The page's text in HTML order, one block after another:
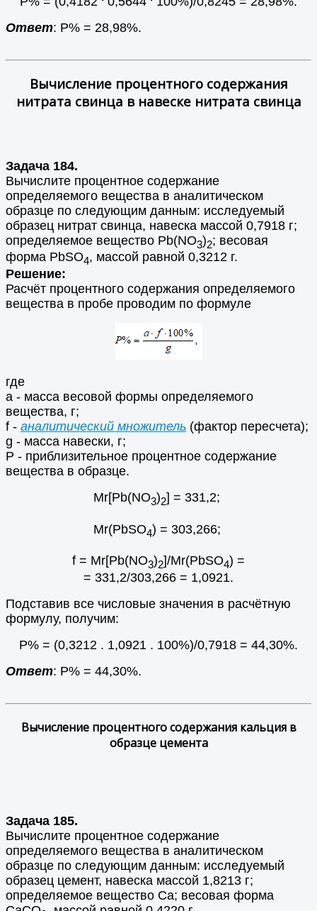
Ответ: Р% = 28,98%.
Вычисление процентного содержания
нитрата свинца в навеске нитрата свинца
Задача 184.
Вычислите процентное содержание
определяемого вещества в аналитическом
образце по следующим данным: исследуемый
образец нитрат свинца, навеска массой 0,7918 г;
определяемое вещество Pb(NO3)2; весовая
форма PbSO4, массой равной 0,3212 г.
Решение:
Расчёт процентного содержания определяемого
вещества в пробе проводим по формуле
где
а - масса весовой формы определяемого
вещества, г;
f - аналитический множитель (фактор пересчета);
g - масса навески, г;
Р - приблизительное процентное содержание
вещества в образце.
Mr[Pb(NO3)2] = 331,2;
Mr(PbSO4) = 303,266;
f = Mr[Pb(NO3)2]/Mr(PbSO4) =
= 331,2/303,266 = 1,0921.
Подставив все числовые значения в расчётную
формулу, получим:
Р% = (0,3212 . 1,0921 . 100%)/0,7918 = 44,30%.
Ответ: Р% = 44,30%.
Вычисление процентного содержания кальция в
образце цемента
Задача 185.
Вычислите процентное содержание
определяемого вещества в аналитическом
образце по следующим данным: исследуемый
образец цемент, навеска массой 1,8213 г;
определяемое вещество Са; весовая форма